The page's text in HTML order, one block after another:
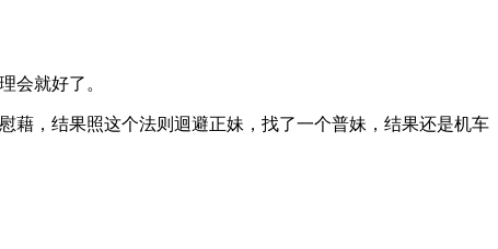
会就好了。
藉，结果照这个法则迴避正妹，找了一个普妹，结果还是机车